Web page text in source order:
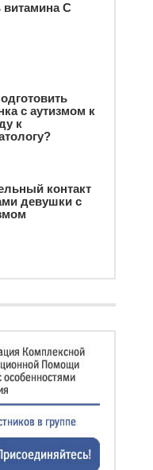
витамина С
c аутизмом к
к
контакт
девушки с